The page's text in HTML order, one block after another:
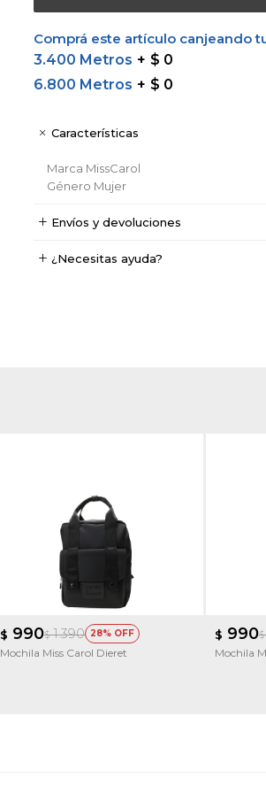
Comprá este artículo canjeando
3.400 Metros
$ 0
6.800 Metros $ 0
Características
Marca MissCarol
Género Mujer
Envíos y devoluciones
¿Necesitas ayuda?
$ 990$ 1.390 28
Mochila Miss Carol Dieret
$ 990$
Mochila